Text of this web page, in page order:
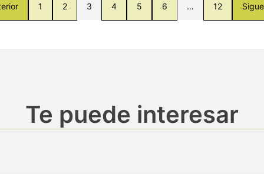
1 2 3 4 5 6 … 12
Te puede interesar